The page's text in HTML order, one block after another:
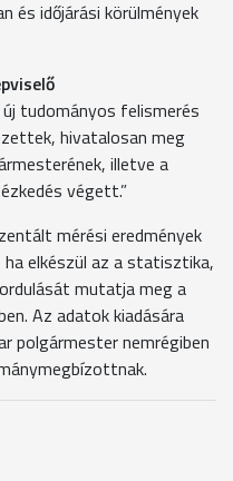
és időjárási körülmények
tudományos felismerés
hivatalosan meg
illetve a
végett.”
mérési eredmények
elkészül az a statisztika,
mutatja meg a
Az adatok kiadására
polgármester nemrégiben